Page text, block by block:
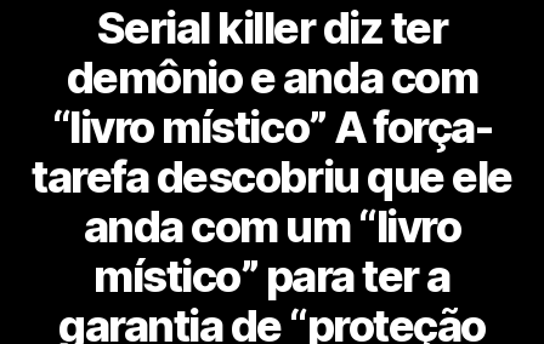
Serial killer diz ter
demônio e anda com
“livro místico” A força-
tarefa descobriu que ele
anda com um “livro
místico” para ter a
garantia de “proteção